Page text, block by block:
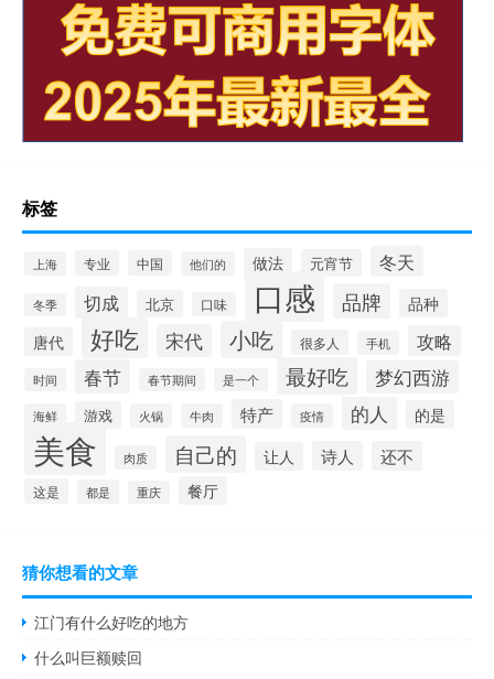
标签
上海 专业 中国 他们的 做法 元宵节 冬天
冬季 切成 北京 口味 口感 品牌
品种
唐代
好吃 宋代 小吃 很多人 手机 攻略
时间 春节 春节期间 是一个 最好吃 梦幻西游
海鲜 游戏 火锅 牛肉 特产 疫情 的人 的是
美食 肉质 自己的 让人 诗人 还不
这是 都是 重庆 餐厅
猜你想看的文章
江门有什么好吃的地方
什么叫巨额赎回